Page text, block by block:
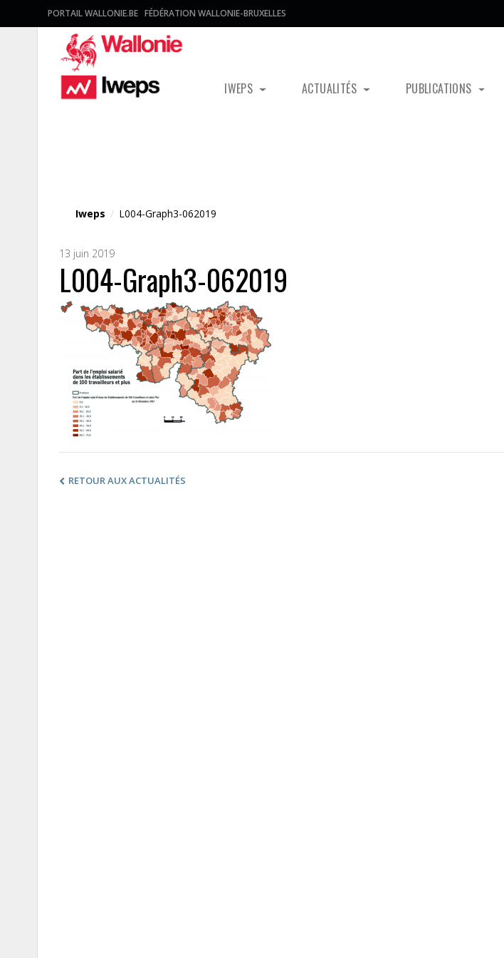
PORTAIL WALLONIE.BE FÉDÉRATION WALLONIE-BRUXELLES
IWEPS ACTUALITÉS PUBLICATIONS
Iweps / L004-Graph3-062019
13 juin 2019
L004-Graph3-062019
RETOUR AUX ACTUALITÉS